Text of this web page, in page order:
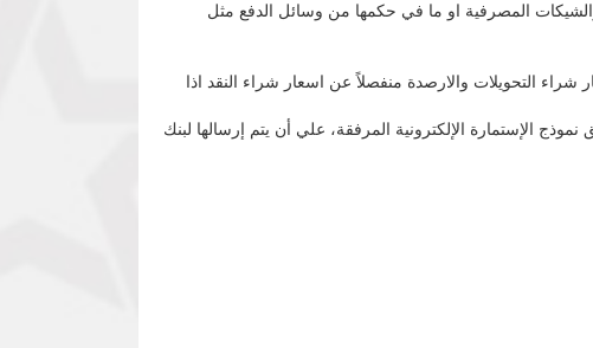
المصرفية او ما في حكمها من وسائل الدفع مثل
التحويلات والارصدة منفصلاً عن اسعار شراء النقد اذا
الإستمارة الإلكترونية المرفقة، علي أن يتم إرسالها لبنك